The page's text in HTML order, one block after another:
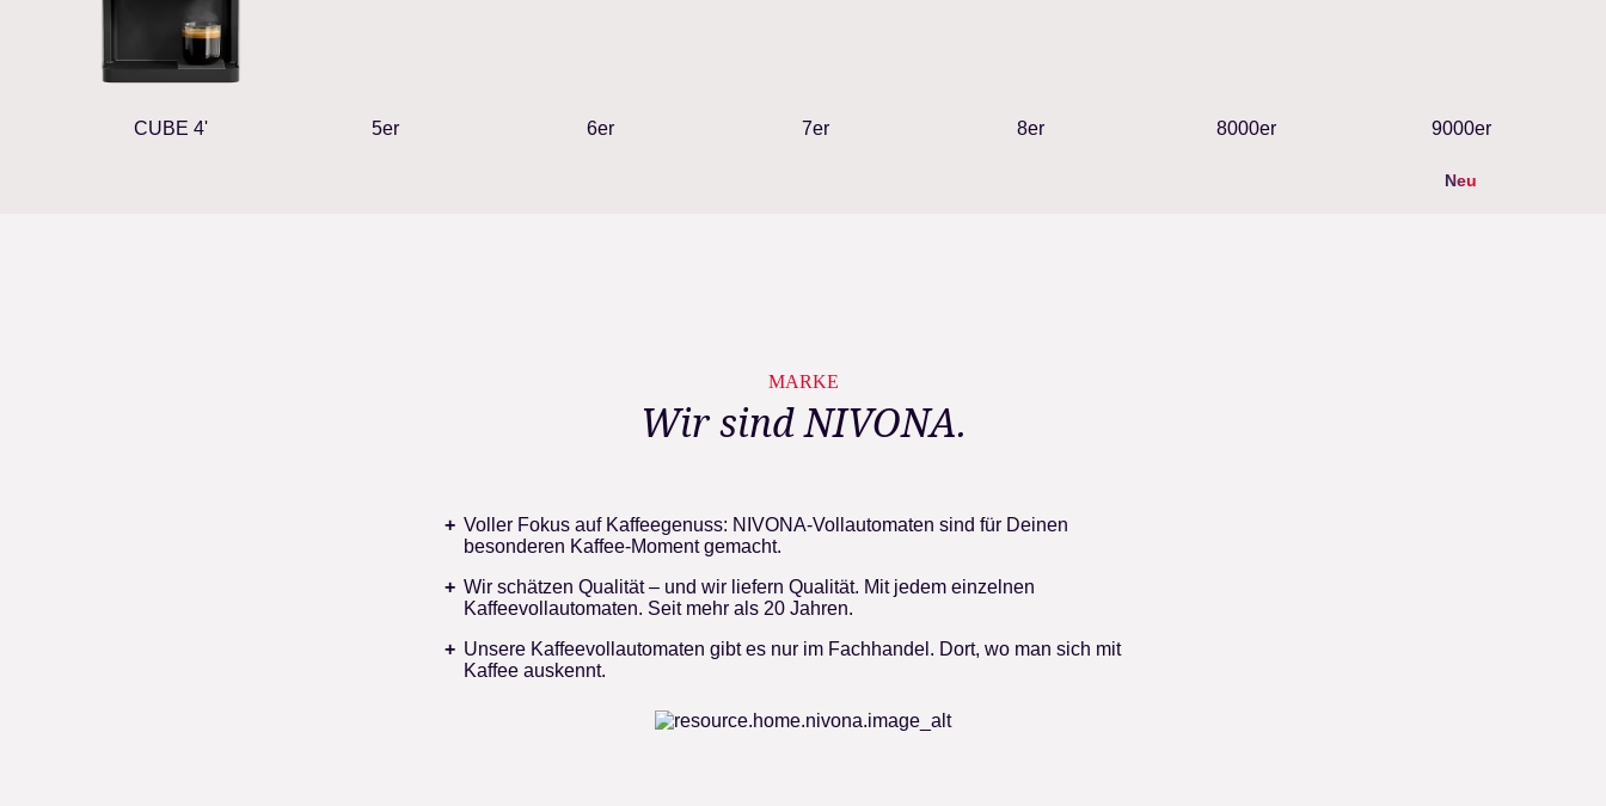
CUBE 4' 5er 6er 7er 8er 8000er 9000er
Neu
MARKE
Wir sind NIVONA.
Voller Fokus auf Kaffeegenuss: NIVONA-Vollautomaten sind für Deinen
besonderen Kaffee-Moment gemacht.
Wir schätzen Qualität – und wir liefern Qualität. Mit jedem einzelnen
Kaffeevollautomaten. Seit mehr als 20 Jahren.
Unsere Kaffeevollautomaten gibt es nur im Fachhandel. Dort, wo man sich mit
Kaffee auskennt.